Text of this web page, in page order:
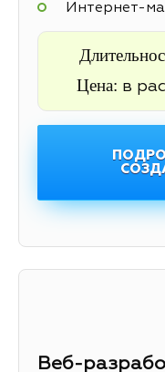
Интернет-
Цена: в
Веб-